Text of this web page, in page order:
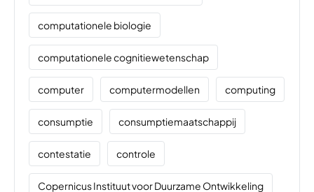
computationele biologie
computationele cognitiewetenschap
computer computermodellen computing
consumptie consumptiemaatschappij
contestatie controle
Copernicus Instituut voor Duurzame Ontwikkeling